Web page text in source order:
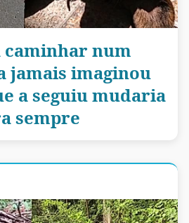
caminhar num
jamais imaginou
a seguiu mudaria
sempre